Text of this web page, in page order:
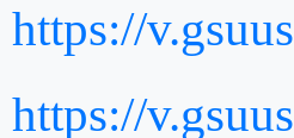
https://
https://